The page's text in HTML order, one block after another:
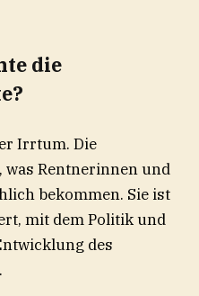
die
Irrtum. Die
Rentnerinnen und
bekommen. Sie ist
mit dem Politik und
des